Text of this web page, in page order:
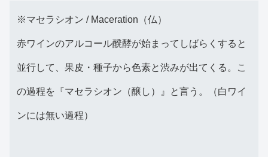
※マセラシオン / Maceration（仏）
赤ワインのアルコール醗酵が始まってしばらくすると
並行して、果皮・種子から色素と渋みが出てくる。こ
の過程を『マセラシオン（醸し）』と言う。（白ワイ
ンには無い過程）